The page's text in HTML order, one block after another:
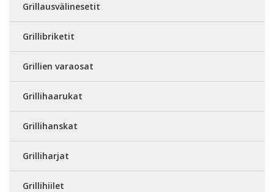
Grillausvälinesetit
Grillibriketit
Grillien varaosat
Grillihaarukat
Grillihanskat
Grilliharjat
Grillihiilet